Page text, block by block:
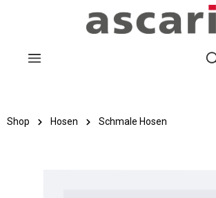
Zum Hauptinhalt springen
Shop Hosen Schmale Hosen